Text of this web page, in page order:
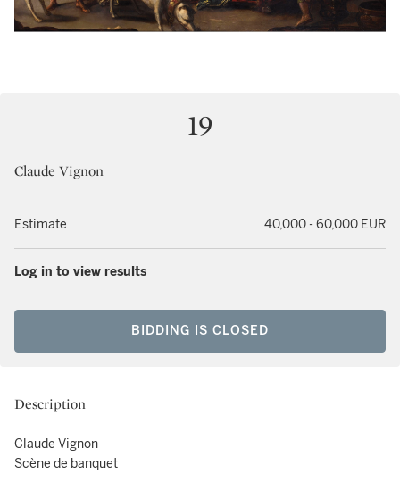
19
Claude Vignon
Estimate 40,000 - 60,000 EUR
Log in to view results
BIDDING IS CLOSED
Description
Claude Vignon
Scène de banquet